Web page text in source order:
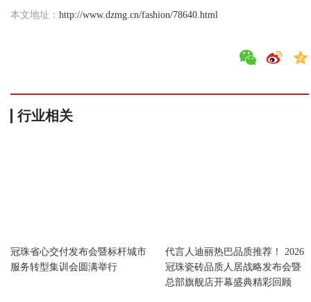
本文地址： http://www.dzmg.cn/fashion/78640.html
行业相关
冠珠省心交付发布会暨标杆城市
服务转型集训会圆满举行
代言人迪丽热巴品质推荐！ 2026
冠珠瓷砖品质人居战略发布会暨
总部旗舰店开幕盛典精彩回顾